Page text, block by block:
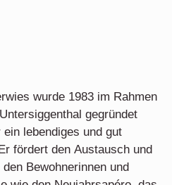
wurde 1983 im Rahmen
gegründet
lebendiges und gut
fördert den Austausch und
Bewohnerinnen und